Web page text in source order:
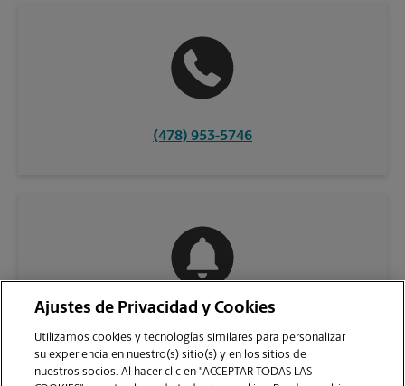
(478) 953-5746
Ajustes de Privacidad y Cookies
Utilizamos cookies y tecnologías similares para personalizar
su experiencia en nuestro(s) sitio(s) y en los sitios de
nuestros socios. Al hacer clic en "ACCEPTAR TODAS LAS